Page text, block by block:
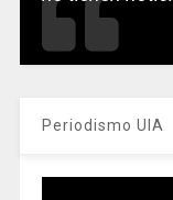
Periodismo UIA